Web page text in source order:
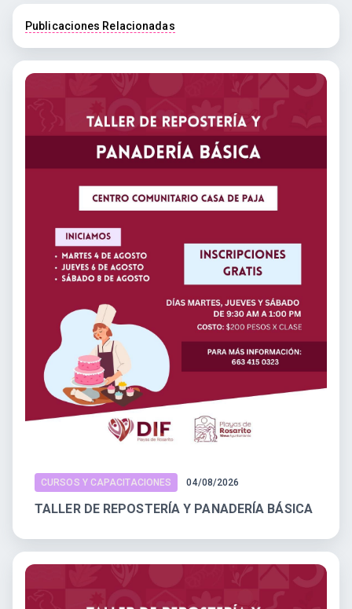
Publicaciones Relacionadas
CURSOS Y CAPACITACIONES 04/08/2026
TALLER DE REPOSTERÍA Y PANADERÍA BÁSICA